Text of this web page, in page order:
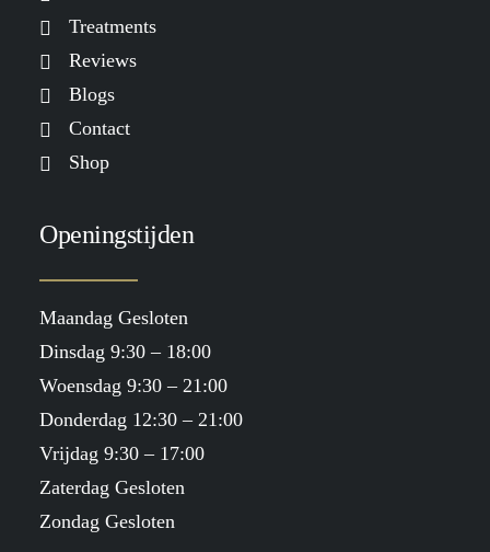
Treatments
Reviews
Blogs
Contact
Shop
Openingstijden
Maandag Gesloten
Dinsdag 9:30 – 18:00
Woensdag 9:30 – 21:00
Donderdag 12:30 – 21:00
Vrijdag 9:30 – 17:00
Zaterdag Gesloten
Zondag Gesloten